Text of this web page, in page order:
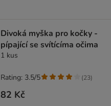
Divoká myška pro kočky -
pípající se svítícíma očima
1 kus
82 Kč
Rating: 3.5/5 (23)